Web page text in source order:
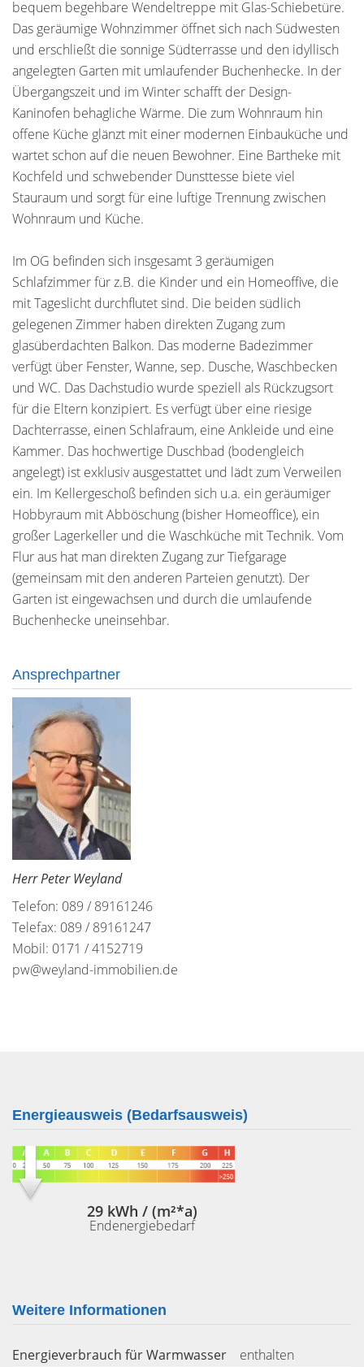
bequem begehbare Wendeltreppe mit Glas-Schiebetüre.
Das geräumige Wohnzimmer öffnet sich nach Südwesten
und erschließt die sonnige Südterrasse und den idyllisch
angelegten Garten mit umlaufender Buchenhecke. In der
Übergangszeit und im Winter schafft der Design-
Kaninofen behagliche Wärme. Die zum Wohnraum hin
offene Küche glänzt mit einer modernen Einbauküche und
wartet schon auf die neuen Bewohner. Eine Bartheke mit
Kochfeld und schwebender Dunsttesse biete viel
Stauraum und sorgt für eine luftige Trennung zwischen
Wohnraum und Küche.
Im OG befinden sich insgesamt 3 geräumigen
Schlafzimmer für z.B. die Kinder und ein Homeoffive, die
mit Tageslicht durchflutet sind. Die beiden südlich
gelegenen Zimmer haben direkten Zugang zum
glasüberdachten Balkon. Das moderne Badezimmer
verfügt über Fenster, Wanne, sep. Dusche, Waschbecken
und WC. Das Dachstudio wurde speziell als Rückzugsort
für die Eltern konzipiert. Es verfügt über eine riesige
Dachterrasse, einen Schlafraum, eine Ankleide und eine
Kammer. Das hochwertige Duschbad (bodengleich
angelegt) ist exklusiv ausgestattet und lädt zum Verweilen
ein. Im Kellergeschoß befinden sich u.a. ein geräumiger
Hobbyraum mit Abböschung (bisher Homeoffice), ein
großer Lagerkeller und die Waschküche mit Technik. Vom
Flur aus hat man direkten Zugang zur Tiefgarage
(gemeinsam mit den anderen Parteien genutzt). Der
Garten ist eingewachsen und durch die umlaufende
Buchenhecke uneinsehbar.
Ansprechpartner
Herr Peter Weyland
Telefon: 089 / 89161246
Telefax: 089 / 89161247
Mobil: 0171 / 4152719
pw@weyland-immobilien.de
Energieausweis (Bedarfsausweis)
29 kWh / (m²*a)
Endenergiebedarf
Weitere Informationen
Energieverbrauch für Warmwasser
enthalten